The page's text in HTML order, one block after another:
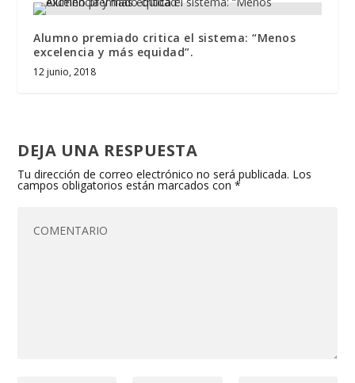
Alumno premiado critica el sistema: “Menos
excelencia y más equidad”.
12 junio, 2018
DEJA UNA RESPUESTA
Tu dirección de correo electrónico no será publicada. Los
campos obligatorios están marcados con*